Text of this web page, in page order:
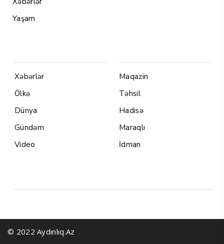
Yaşam
Xəbərlər
Ölkə
Dünya
Gündəm
Video
Maqazin
Təhsil
Hadisə
Maraqlı
İdman
© 2022 Aydınlıq.Az